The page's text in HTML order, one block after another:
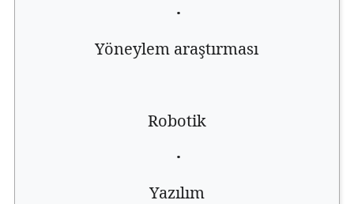
·
Yöneylem araştırması
Robotik
·
Yazılım